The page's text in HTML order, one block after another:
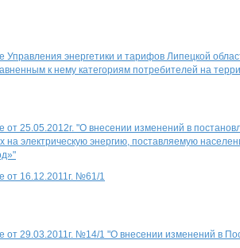
Управления энергетики и тарифов Липецкой
к нему категориям потребителей на
от 25.05.2012г. "О внесении изменений в
электрическую энергию, поставляемую
от 16.12.2011г. №61/1
от 29.03.2011г. №14/1 "О внесении изменений в